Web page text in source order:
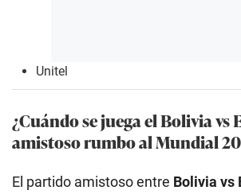
Unitel
¿Cuándo se juega el Bolivia vs
amistoso rumbo al Mundial
El partido amistoso entre Bolivia vs